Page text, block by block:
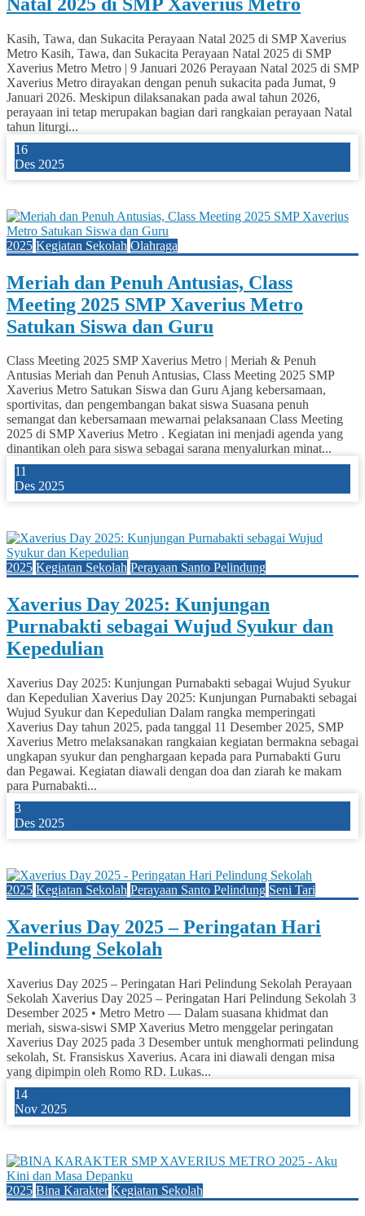
Kasih, Tawa, dan Sukacita Perayaan Natal 2025 di SMP Xaverius
Metro Kasih, Tawa, dan Sukacita Perayaan Natal 2025 di SMP
Xaverius Metro Metro | 9 Januari 2026 Perayaan Natal 2025 di SMP
Xaverius Metro dirayakan dengan penuh sukacita pada Jumat, 9
Januari 2026. Meskipun dilaksanakan pada awal tahun 2026,
perayaan ini tetap merupakan bagian dari rangkaian perayaan Natal
tahun liturgi...
16
Des 2025
2025 Kegiatan Sekolah Olahraga
Meriah dan Penuh Antusias, Class
Meeting 2025 SMP Xaverius Metro
Satukan Siswa dan Guru
Class Meeting 2025 SMP Xaverius Metro | Meriah & Penuh
Antusias Meriah dan Penuh Antusias, Class Meeting 2025 SMP
Xaverius Metro Satukan Siswa dan Guru Ajang kebersamaan,
sportivitas, dan pengembangan bakat siswa Suasana penuh
semangat dan kebersamaan mewarnai pelaksanaan Class Meeting
2025 di SMP Xaverius Metro . Kegiatan ini menjadi agenda yang
dinantikan oleh para siswa sebagai sarana menyalurkan minat...
11
Des 2025
2025 Kegiatan Sekolah Perayaan Santo Pelindung
Xaverius Day 2025: Kunjungan
Purnabakti sebagai Wujud Syukur dan
Kepedulian
Xaverius Day 2025: Kunjungan Purnabakti sebagai Wujud Syukur
dan Kepedulian Xaverius Day 2025: Kunjungan Purnabakti sebagai
Wujud Syukur dan Kepedulian Dalam rangka memperingati
Xaverius Day tahun 2025, pada tanggal 11 Desember 2025, SMP
Xaverius Metro melaksanakan rangkaian kegiatan bermakna sebagai
ungkapan syukur dan penghargaan kepada para Purnabakti Guru
dan Pegawai. Kegiatan diawali dengan doa dan ziarah ke makam
para Purnabakti...
3
Des 2025
2025 Kegiatan Sekolah Perayaan Santo Pelindung Seni Tari
Xaverius Day 2025 – Peringatan Hari
Pelindung Sekolah
Xaverius Day 2025 – Peringatan Hari Pelindung Sekolah Perayaan
Sekolah Xaverius Day 2025 – Peringatan Hari Pelindung Sekolah 3
Desember 2025 • Metro Metro — Dalam suasana khidmat dan
meriah, siswa-siswi SMP Xaverius Metro menggelar peringatan
Xaverius Day 2025 pada 3 Desember untuk menghormati pelindung
sekolah, St. Fransiskus Xaverius. Acara ini diawali dengan misa
yang dipimpin oleh Romo RD. Lukas...
14
Nov 2025
2025 Bina Karakter Kegiatan Sekolah